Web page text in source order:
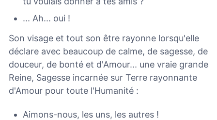
... Ah... oui !
Son visage et tout son être rayonne lorsqu'elle
déclare avec beaucoup de calme, de sagesse, de
douceur, de bonté et d'Amour... une vraie grande
Reine, Sagesse incarnée sur Terre rayonnante
d'Amour pour toute l'Humanité :
Aimons-nous, les uns, les autres !